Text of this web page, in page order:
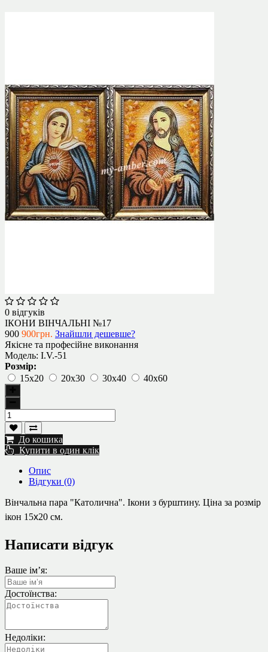
0 відгуків
ІКОНИ ВІНЧАЛЬНІ №17
900 900грн. Знайшли дешевше?
Якісне та професійне виконання
Модель: I.V.-51
Розмір:
15х20
20х30 30х40 40х60
До кошика
Купити в один клік
Опис
Відгуки (0)
Вінчальна пара "Католична". Ікони з бурштину. Ціна за розмір
ікон 15x20 см.
Написати відгук
Ваше ім’я:
Достоїнства:
Недоліки: